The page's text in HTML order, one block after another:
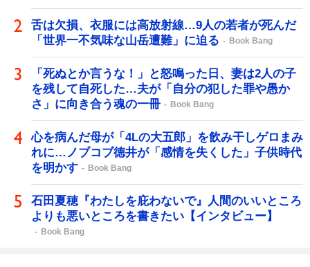
舌は欠損、衣服には高放射線…9人の若者が死んだ
「世界一不気味な山岳遭難」に迫る
Book Bang
「死ぬとか言うな！」と怒鳴った日、妻は2人の子
を残して自死した…夫が「自分の犯した罪や愚か
さ」に向き合う魂の一冊
Book Bang
心を病んだ母が「4Lの大五郎」を飲み干しゲロまみ
れに…ノブコブ徳井が「感情を失くした」子供時代
を明かす
Book Bang
石田夏穂『わたしを庇わないで』人間のいいところ
よりも悪いところを書きたい【インタビュー】
Book Bang